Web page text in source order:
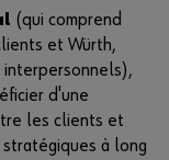
(qui comprend
et Würth,
interpersonnels),
d'une
les clients et
stratégiques à long